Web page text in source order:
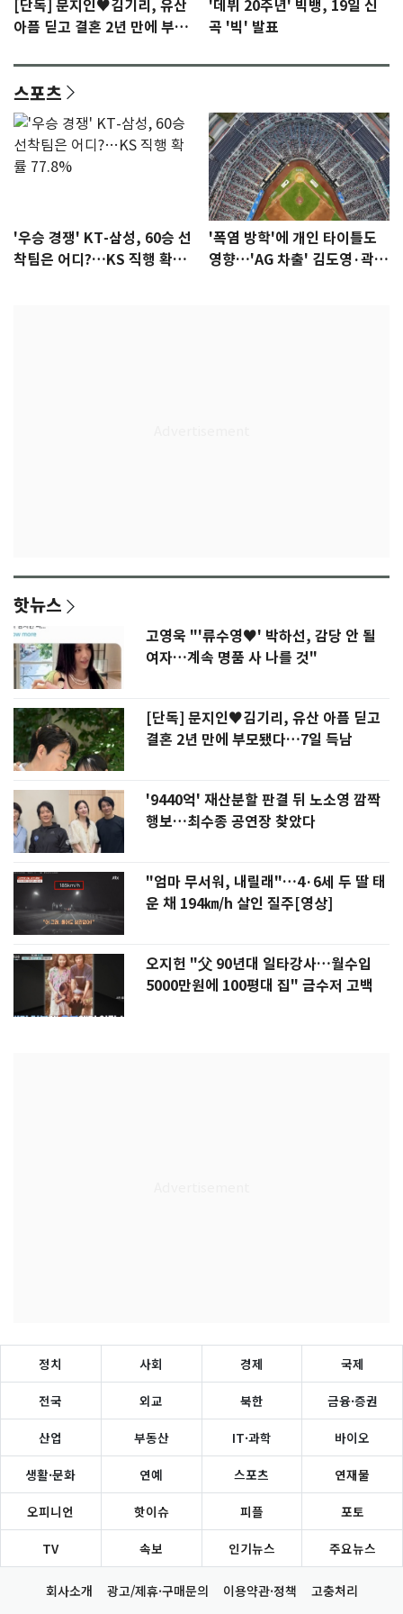
[단독] 문지인♥김기리, 유산
아픔 딛고 결혼 2년 만에 부모
'데뷔 20주년' 빅뱅, 19일 신
곡 '빅' 발표
스포츠
'우승 경쟁' KT-삼성, 60승 선
착팀은 어디?…KS 직행 확률
'폭염 방학'에 개인 타이틀도
영향…'AG 차출' 김도영·곽빈
핫뉴스
고영욱 "'류수영♥' 박하선, 감당 안 될
여자…계속 명품 사 나를 것"
[단독] 문지인♥김기리, 유산 아픔 딛고
결혼 2년 만에 부모됐다…7일 득남
'9440억' 재산분할 판결 뒤 노소영 깜짝
행보…최수종 공연장 찾았다
"엄마 무서워, 내릴래"…4·6세 두 딸 태
운 채 194㎞/h 살인 질주[영상]
오지헌 "父 90년대 일타강사…월수입
5000만원에 100평대 집" 금수저 고백
정치 사회 경제 국제
전국 외교 북한 금융·증권
산업 부동산 IT·과학 바이오
생활·문화 연예 스포츠 연재물
오피니언 핫이슈 피플 포토
TV 속보 인기뉴스 주요뉴스
회사소개 광고/제휴·구매문의 이용약관·정책 고충처리